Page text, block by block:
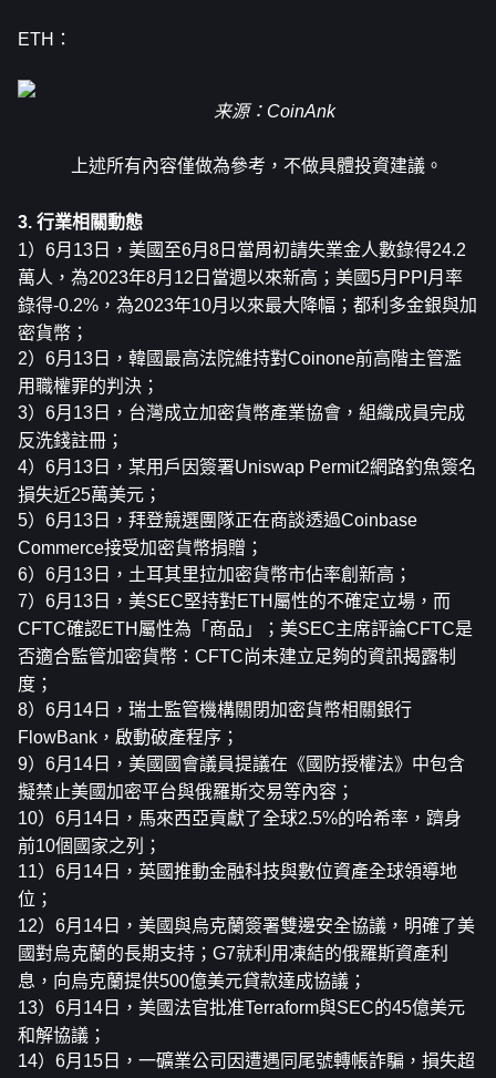
ETH：
来源：CoinAnk
上述所有內容僅做為參考，不做具體投資建議。
3. 行業相關動態
1）6月13日，美國至6月8日當周初請失業金人數錄得24.2
萬人，為2023年8月12日當週以來新高；美國5月PPI月率
錄得-0.2%，為2023年10月以來最大降幅；都利多金銀與加
密貨幣；
2）6月13日，韓國最高法院維持對Coinone前高階主管濫
用職權罪的判決；
3）6月13日，台灣成立加密貨幣產業協會，組織成員完成
反洗錢註冊；
4）6月13日，某用戶因簽署Uniswap Permit2網路釣魚簽名
損失近25萬美元；
5）6月13日，拜登競選團隊正在商談透過Coinbase
Commerce接受加密貨幣捐贈；
6）6月13日，土耳其里拉加密貨幣市佔率創新高；
7）6月13日，美SEC堅持對ETH屬性的不確定立場，而
CFTC確認ETH屬性為「商品」；美SEC主席評論CFTC是
否適合監管加密貨幣：CFTC尚未建立足夠的資訊揭露制
度；
8）6月14日，瑞士監管機構關閉加密貨幣相關銀行
FlowBank，啟動破產程序；
9）6月14日，美國國會議員提議在《國防授權法》中包含
擬禁止美國加密平台與俄羅斯交易等內容；
10）6月14日，馬來西亞貢獻了全球2.5%的哈希率，躋身
前10個國家之列；
11）6月14日，英國推動金融科技與數位資產全球領導地
位；
12）6月14日，美國與烏克蘭簽署雙邊安全協議，明確了美
國對烏克蘭的長期支持；G7就利用凍結的俄羅斯資產利
息，向烏克蘭提供500億美元貸款達成協議；
13）6月14日，美國法官批准Terraform與SEC的45億美元
和解協議；
14）6月15日，一礦業公司因遭遇同尾號轉帳詐騙，損失超